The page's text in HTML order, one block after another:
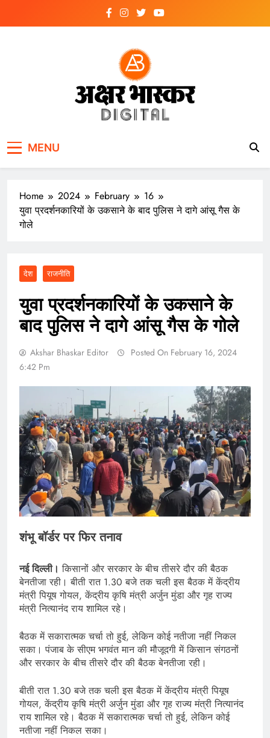
MENU
Home 2024 February
16
युवा प्रदर्शनकारियों के उकसाने के बाद पुलिस ने दागे आंसू गैस के
गोले
देश राजनीति
युवा प्रदर्शनकारियों के उकसाने के
बाद पुलिस ने दागे आंसू गैस के गोले
Akshar Bhaskar Editor
Posted On February 16, 2024
6:42 Pm
शंभू बॉर्डर पर फिर तनाव
नई दिल्ली। किसानों और सरकार के बीच तीसरे दौर की बैठक
बेनतीजा रही। बीती रात 1.30 बजे तक चली इस बैठक में केंद्रीय
मंत्री पियूष गोयल, केंद्रीय कृषि मंत्री अर्जुन मुंडा और गृह राज्य
मंत्री नित्यानंद राय शामिल रहे।
बैठक में सकारात्मक चर्चा तो हुई, लेकिन कोई नतीजा नहीं निकल
सका। पंजाब के सीएम भगवंत मान की मौजूदगी में किसान संगठनों
और सरकार के बीच तीसरे दौर की बैठक बेनतीजा रही।
बीती रात 1.30 बजे तक चली इस बैठक में केंद्रीय मंत्री पियूष
गोयल, केंद्रीय कृषि मंत्री अर्जुन मुंडा और गृह राज्य मंत्री नित्यानंद
राय शामिल रहे। बैठक में सकारात्मक चर्चा तो हुई, लेकिन कोई
नतीजा नहीं निकल सका।